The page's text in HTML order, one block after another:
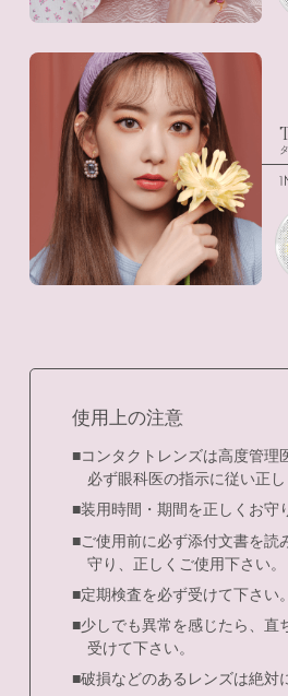
使用上の注意
■コンタクトレンズは高度管理
必ず眼科医の指示に従い正し
■装用時間・期間を正しくお守
■ご使用前に必ず添付文書を読
守り、正しくご使用下さい。
■定期検査を必ず受けて下さい。
■少しでも異常を感じたら、直
受けて下さい。
■破損などのあるレンズは絶対